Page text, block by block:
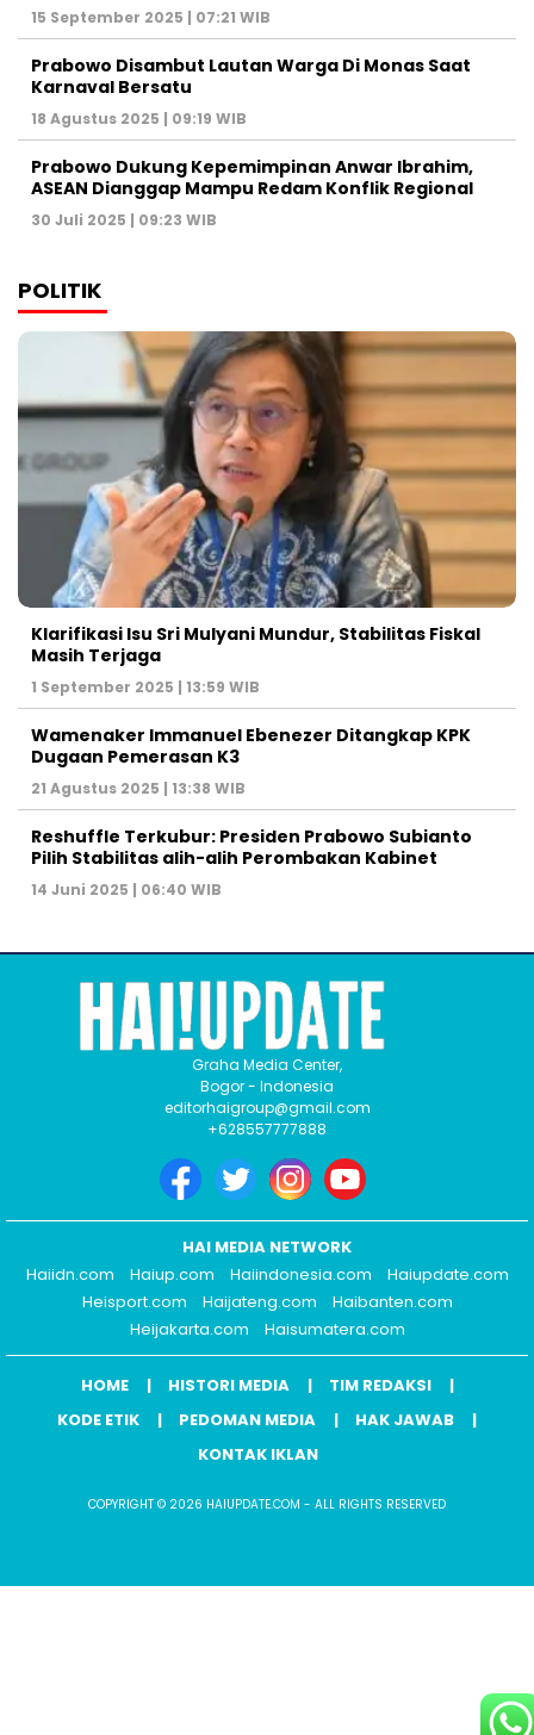
15 September 2025 | 07:21 WIB
Prabowo Disambut Lautan Warga Di Monas Saat
Karnaval Bersatu
18 Agustus 2025 | 09:19 WIB
Prabowo Dukung Kepemimpinan Anwar Ibrahim,
ASEAN Dianggap Mampu Redam Konflik Regional
30 Juli 2025 | 09:23 WIB
POLITIK
Klarifikasi Isu Sri Mulyani Mundur, Stabilitas Fiskal
Masih Terjaga
1 September 2025 | 13:59 WIB
Wamenaker Immanuel Ebenezer Ditangkap KPK
Dugaan Pemerasan K3
21 Agustus 2025 | 13:38 WIB
Reshuffle Terkubur: Presiden Prabowo Subianto
Pilih Stabilitas alih-alih Perombakan Kabinet
14 Juni 2025 | 06:40 WIB
Graha Media Center,
Bogor - Indonesia
editorhaigroup@gmail.com
+628557777888
HAI MEDIA NETWORK
Haiidn.com
Haiup.com Haiindonesia.com
Haiupdate.com
Heisport.com
Haijateng.com
Haibanten.com
Heijakarta.com
Haisumatera.com
HOME HISTORI MEDIA
TIM REDAKSI
KODE ETIK
PEDOMAN MEDIA
HAK JAWAB
KONTAK IKLAN
COPYRIGHT © 2026 HAIUPDATE.COM - ALL RIGHTS RESERVED